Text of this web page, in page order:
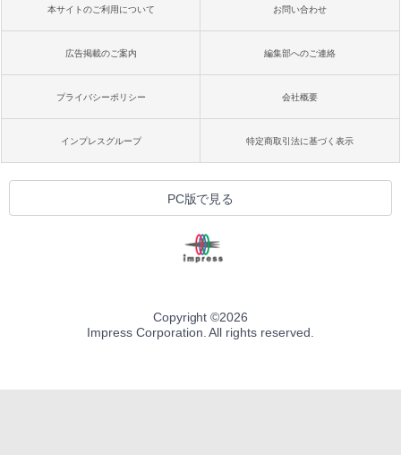
本サイトのご利用について お問い合わせ
広告掲載のご案内 編集部へのご連絡
プライバシーポリシー 会社概要
インプレスグループ 特定商取引法に基づく表示
PC版で見る
Copyright ©2026
Impress Corporation. All rights reserved.